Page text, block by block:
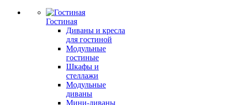
Гостиная
Диваны и кресла
для гостиной
Модульные
гостиные
Шкафы и
стеллажи
Модульные
диваны
Мини-диваны